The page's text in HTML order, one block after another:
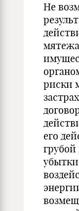
Не
риски
его
убытки